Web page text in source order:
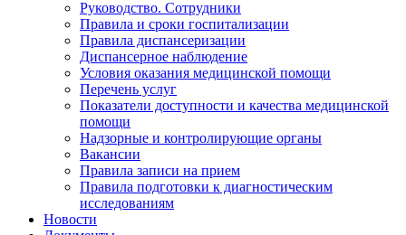
Руководство. Сотрудники
Правила и сроки госпитализации
Правила диспансеризации
Диспансерное наблюдение
Условия оказания медицинской помощи
Перечень услуг
Показатели доступности и качества медицинской
помощи
Надзорные и контролирующие органы
Вакансии
Правила записи на прием
Правила подготовки к диагностическим
исследованиям
Новости